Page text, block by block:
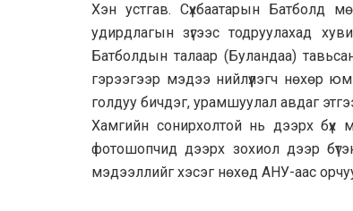
Хэн устгав. Сүхбаатарын Батболд
удирдлагын зүгээс тодруулахад
Батболдын талаар (Буландаа)
гэрээгээр мэдээ нийлүүлэгч нөхөр
голдуу бичдэг, урамшуулал авдаг
Хамгийн сонирхолтой нь дээрх бүх
фотошопчид дээрх зохиол дээр
мэдээллийг хэсэг нөхөд АНУ-аас